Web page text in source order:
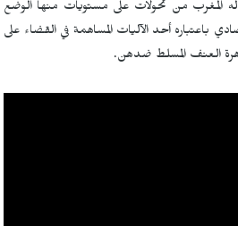
المغرب من تحولات على مستويات منها الوضع
باعتباره أحد الآليات المساهمة في القضاء على
العنف المسلط ضدهن.